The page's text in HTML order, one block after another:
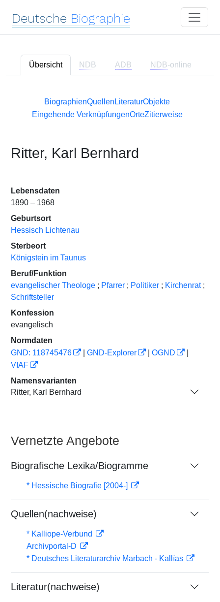
Deutsche Biographie
Übersicht NDB ADB NDB-online
BiographienQuellen LiteraturObjekte
Eingehende VerknüpfungenOrteZitierweise
Ritter, Karl Bernhard
Lebensdaten
1890 – 1968
Geburtsort
Hessisch Lichtenau
Sterbeort
Königstein im Taunus
Beruf/Funktion
evangelischer Theologe ; Pfarrer ; Politiker ; Kirchenrat ;
Schriftsteller
Konfession
evangelisch
Normdaten
GND: 118745476
GND-Explorer OGND
VIAF
Namensvarianten
Ritter, Karl Bernhard
Vernetzte Angebote
Biografische Lexika/Biogramme
* Hessische Biografie [2004-]
Quellen(nachweise)
* Kalliope-Verbund
Archivportal-D
* Deutsches Literaturarchiv Marbach - Kallías
Literatur(nachweise)